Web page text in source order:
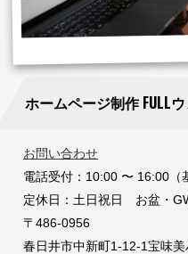
ホームページ制作 FULL
お問い合わせ
電話受付：10:00 〜 16:00（
定休日：土日祝日 お盆・
〒486-0956
春日井市中新町1-12-1宝味